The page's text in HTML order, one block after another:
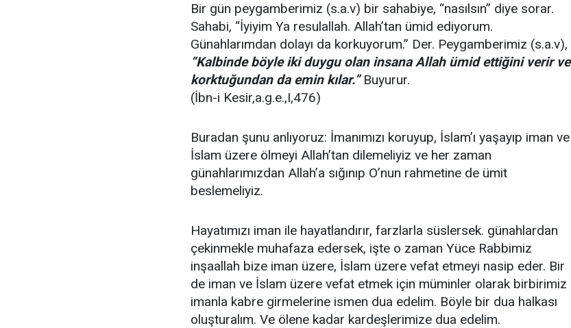
Bir gün peygamberimiz (s.a.v) bir sahabiye, “nasılsın” diye sorar.
Sahabi, “İyiyim Ya resulallah. Allah’tan ümid ediyorum.
Günahlarımdan dolayı da korkuyorum.” Der. Peygamberimiz (s.a.v),
“Kalbinde böyle iki duygu olan insana Allah ümid ettiğini verir ve
korktuğundan da emin kılar.”Buyurur.
(İbn-i Kesir,a.g.e.,I,476)
Buradan şunu anlıyoruz: İmanımızı koruyup, İslam’ı yaşayıp iman ve
İslam üzere ölmeyi Allah’tan dilemeliyiz ve her zaman
günahlarımızdan Allah’a sığınıp O’nun rahmetine de ümit
beslemeliyiz.
Hayatımızı iman ile hayatlandırır, farzlarla süslersek. günahlardan
çekinmekle muhafaza edersek, işte o zaman Yüce Rabbimiz
inşaallah bize iman üzere, İslam üzere vefat etmeyi nasip eder. Bir
de iman ve İslam üzere vefat etmek için müminler olarak birbirimiz
imanla kabre girmelerine ismen dua edelim. Böyle bir dua halkası
oluşturalım. Ve ölene kadar kardeşlerimize dua edelim.